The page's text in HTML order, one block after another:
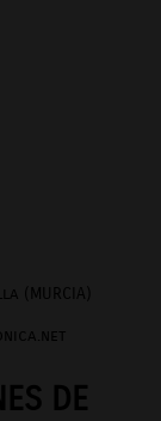
(MURCIA)
DE